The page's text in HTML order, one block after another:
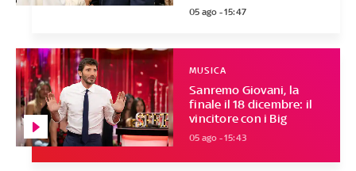
05 ago - 15:47
Sanremo Giovani, la
finale il 18 dicembre: il
vincitore con i Big
MUSICA
05 ago - 15:43